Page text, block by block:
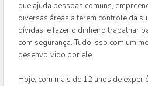
que ajuda pessoas comuns,
diversas áreas a terem controle da
dívidas, e fazer o dinheiro trabalhar
com segurança. Tudo isso com um
desenvolvido por ele.
Hoje, com mais de 12 anos de